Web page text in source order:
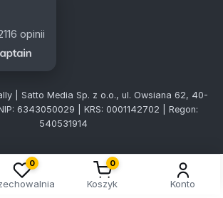
opinii
| Satto Media Sp. z o.o., ul. Owsiana 62, 40-
6343050029 | KRS: 0001142702 | Regon:
540531914
0 0
Koszyk Konto